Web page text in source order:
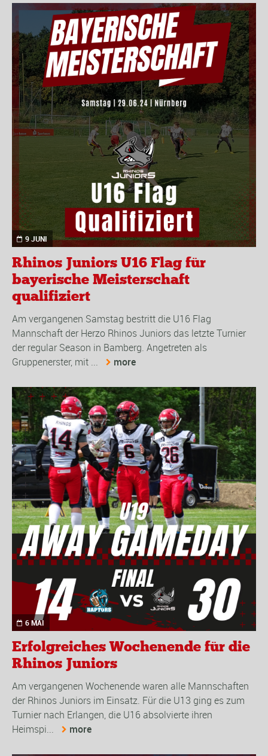
9 JUNI
Rhinos Juniors U16 Flag für
bayerische Meisterschaft
qualifiziert
Am vergangenen Samstag bestritt die U16 Flag
Mannschaft der Herzo Rhinos Juniors das letzte Turnier
der regular Season in Bamberg. Angetreten als
Gruppenerster, mit ...
more
6 MAI
Erfolgreiches Wochenende für die
Rhinos Juniors
Am vergangenen Wochenende waren alle Mannschaften
der Rhinos Juniors im Einsatz. Für die U13 ging es zum
Turnier nach Erlangen, die U16 absolvierte ihren
Heimspi...
more